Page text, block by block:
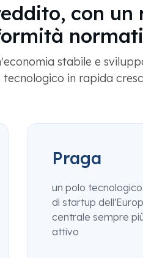
con un
stabile e
in rapida
Praga
un polo
di startup
centrale sempre
attivo